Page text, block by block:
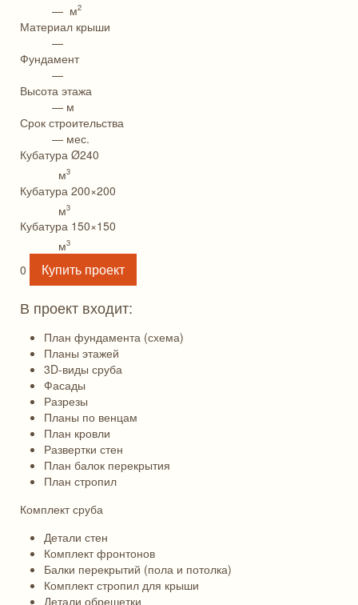
— м2
Материал крыши
—
Фундамент
—
Высота этажа
— м
Срок строительства
— мес.
Кубатура Ø240
м3
Кубатура 200×200
м3
Кубатура 150×150
м3
0 Купить проект
В проект входит:
План фундамента (схема)
Планы этажей
3D-виды сруба
Фасады
Разрезы
Планы по венцам
План кровли
Развертки стен
План балок перекрытия
План стропил
Комплект сруба
Детали стен
Комплект фронтонов
Балки перекрытий (пола и потолка)
Комплект стропил для крыши
Детали обрешетки